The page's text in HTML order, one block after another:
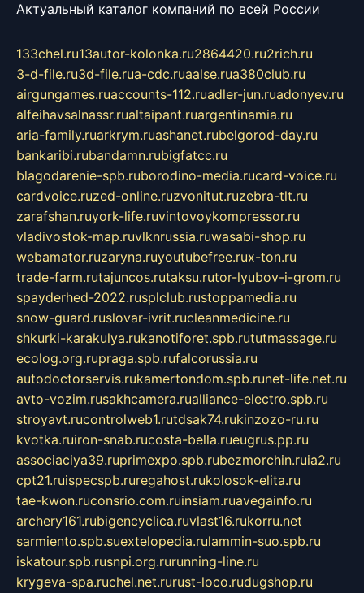
Актуальный каталог компаний по всей России
133chel.ru13autor-kolonka.ru2864420.ru2rich.ru
3-d-file.ru3d-file.rua-cdc.ruaalse.rua380club.ru
airgungames.ruaccounts-112.ruadler-jun.ruadonyev.ru
alfeihavsalnassr.rualtaipant.ruargentinamia.ru
aria-family.ruarkrym.ruashanet.rubelgorod-day.ru
bankaribi.rubandamn.rubigfatcc.ru
blagodarenie-spb.ruborodino-media.rucard-voice.ru
cardvoice.ruzed-online.ruzvonitut.ruzebra-tlt.ru
zarafshan.ruyork-life.ruvintovoykompressor.ru
vladivostok-map.ruvlknrussia.ruwasabi-shop.ru
webamator.ruzaryna.ruyoutubefree.rux-ton.ru
trade-farm.rutajuncos.rutaksu.rutor-lyubov-i-grom.ru
spayderhed-2022.rusplclub.rustoppamedia.ru
snow-guard.ruslovar-ivrit.rucleanmedicine.ru
shkurki-karakulya.rukanotiforet.spb.rututmassage.ru
ecolog.org.rupraga.spb.rufalcorussia.ru
autodoctorservis.rukamertondom.spb.runet-life.net.ru
avto-vozim.rusakhcamera.rualliance-electro.spb.ru
stroyavt.rucontrolweb1.rutdsak74.rukinzozo-ru.ru
kvotka.ruiron-snab.rucosta-bella.rueugrus.pp.ru
associaciya39.ruprimexpo.spb.rubezmorchin.ruia2.ru
cpt21.ruispecspb.ruregahost.rukolosok-elita.ru
tae-kwon.ruconsrio.com.ruinsiam.ruavegainfo.ru
archery161.rubigencyclica.ruvlast16.rukorru.net
sarmiento.spb.suextelopedia.rulammin-suo.spb.ru
iskatour.spb.rusnpi.org.rurunning-line.ru
krygeva-spa.ruchel.net.rurust-loco.rudugshop.ru